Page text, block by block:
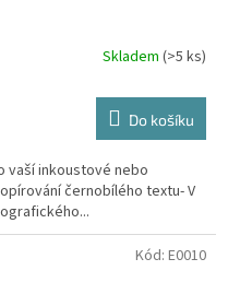
Skladem (>5 ks)
Do košíku
vaší inkoustové nebo
černobílého textu- V
Kód: E0010